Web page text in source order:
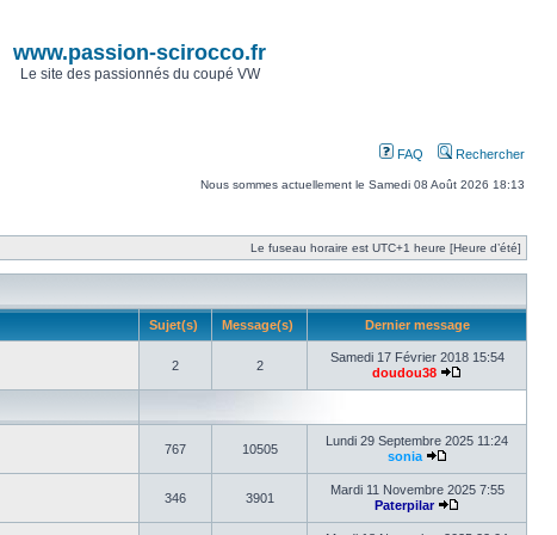
www.passion-scirocco.fr
Le site des passionnés du coupé VW
FAQ Rechercher
Nous sommes actuellement le Samedi 08 Août 2026 18:13
Le fuseau horaire est UTC+1 heure [Heure d’été]
Sujet(s) Message(s) Dernier message
2 2
Samedi 17 Février 2018 15:54
doudou38
767 10505
Lundi 29 Septembre 2025 11:24
sonia
346 3901
Mardi 11 Novembre 2025 7:55
Paterpilar